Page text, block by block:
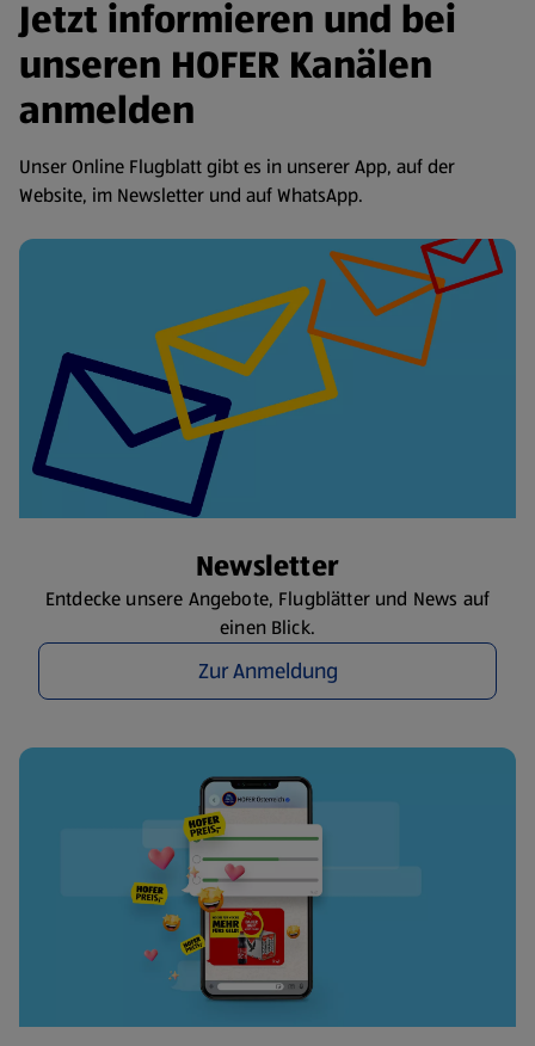
Jetzt informieren und bei
unseren HOFER Kanälen
anmelden
Unser Online Flugblatt gibt es in unserer App, auf der
Website, im Newsletter und auf WhatsApp.
Newsletter
Entdecke unsere Angebote, Flugblätter und News auf
einen Blick.
Zur Anmeldung